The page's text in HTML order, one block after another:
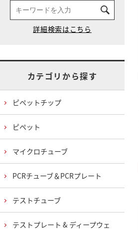
カテゴリから探す
ピペットチップ
ピペット
マイクロチューブ
PCRチューブ＆PCRプレート
テストチューブ
テストプレート & ディープウェ